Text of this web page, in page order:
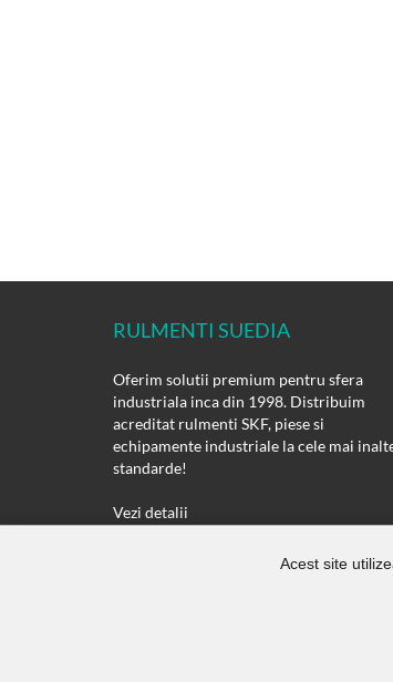
RULMENTI SUEDIA
Oferim solutii premium pentru sfera
industriala inca din 1998. Distribuim
acreditat rulmenti SKF, piese si
echipamente industriale la cele mai
standarde!
Vezi detalii
Acest site